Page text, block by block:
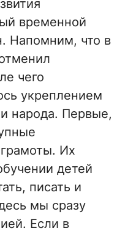
временной
Напомним, что в
чего
укреплением
народа. Первые,
Их
детей
писать и
мы сразу
Если в